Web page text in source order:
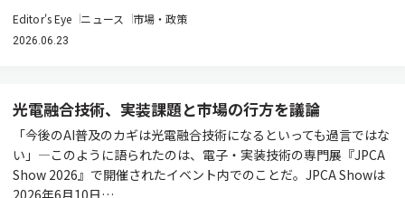
Editor's Eye ニュース 市場・政策
2026.06.23
光電融合技術、実装課題と市場の行方を議論
「今後のAI普及のカギは光電融合技術になるといっても過言ではな
い」―このように語られたのは、電子・実装技術の専門展『JPCA
Show 2026』で開催されたイベント内でのことだ。JPCA Showは
2026年6月10日…